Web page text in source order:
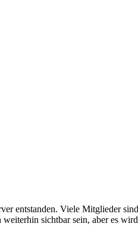
entstanden. Viele Mitglieder
sichtbar sein, aber es